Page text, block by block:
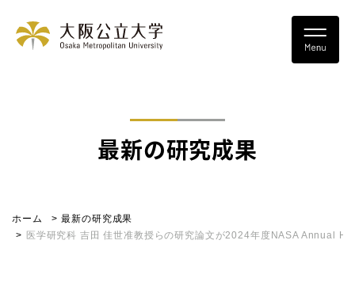
最新の研究成果
ホーム
最新の研究成果
医学研究科 吉田 佳世准教授らの研究論文が2024年度NASA Annual